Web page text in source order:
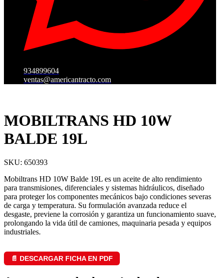
934899604
ventas@americantracto.com
MOBILTRANS HD 10W
BALDE 19L
SKU: 650393
Mobiltrans HD 10W Balde 19L es un aceite de alto rendimiento
para transmisiones, diferenciales y sistemas hidráulicos, diseñado
para proteger los componentes mecánicos bajo condiciones severas
de carga y temperatura. Su formulación avanzada reduce el
desgaste, previene la corrosión y garantiza un funcionamiento suave,
prolongando la vida útil de camiones, maquinaria pesada y equipos
industriales.
📄 DESCARGAR FICHA EN PDF